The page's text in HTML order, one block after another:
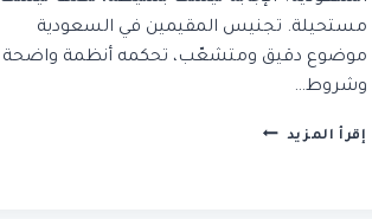
مستحيلة. تجنيس المقيمين في السعودية
موضوع دقيق ومتشعّب، تحكمه أنظمة واضحة
وشروط…
إقرأ المزيد فرص